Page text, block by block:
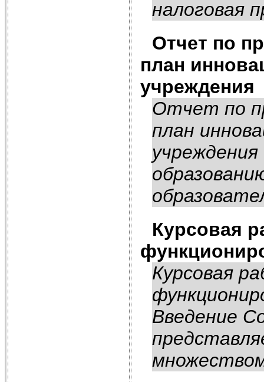
налоговая
Отчет по
план
учреждения
Отчет по
план
Курсовая
Курсовая
Введение